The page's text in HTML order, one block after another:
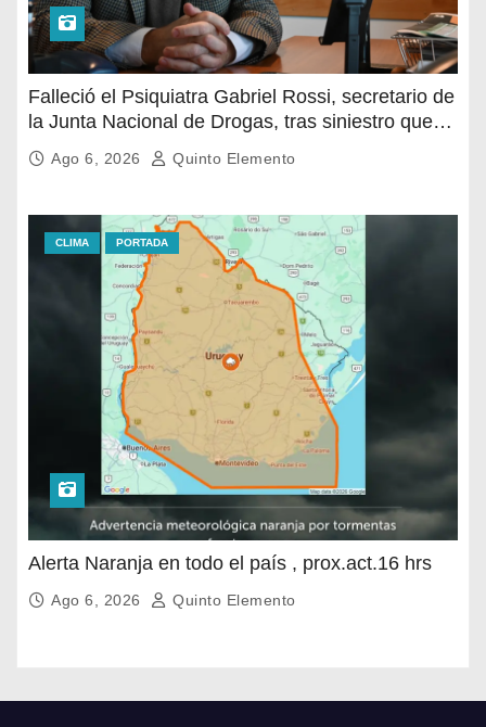
Falleció el Psiquiatra Gabriel Rossi, secretario de
la Junta Nacional de Drogas, tras siniestro que
sufrió en Durazno
Ago 6, 2026 Quinto Elemento
CLIMA PORTADA
Alerta Naranja en todo el país , prox.act.16 hrs
Ago 6, 2026 Quinto Elemento